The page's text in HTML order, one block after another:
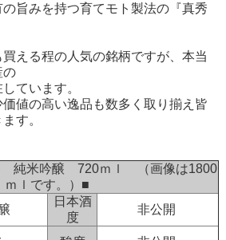
旨みを持つ育てモト製法の『真秀
える程の人気の銘柄ですが、本当
の
ています。
値の高い逸品も数多く取り揃え皆
す。
純米吟醸 720ｍｌ （画像は1800
ｍｌです。）■
日本酒
度
非公開